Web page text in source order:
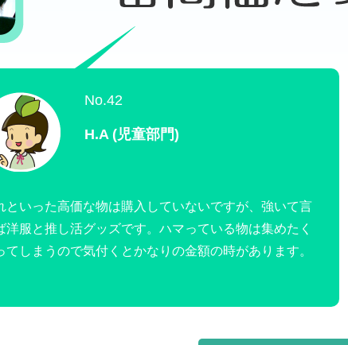
No.42
H.A (児童部門)
といった高価な物は購入していないですが、強いて言
洋服と推し活グッズです。ハマっている物は集めたく
てしまうので気付くとかなりの金額の時があります。